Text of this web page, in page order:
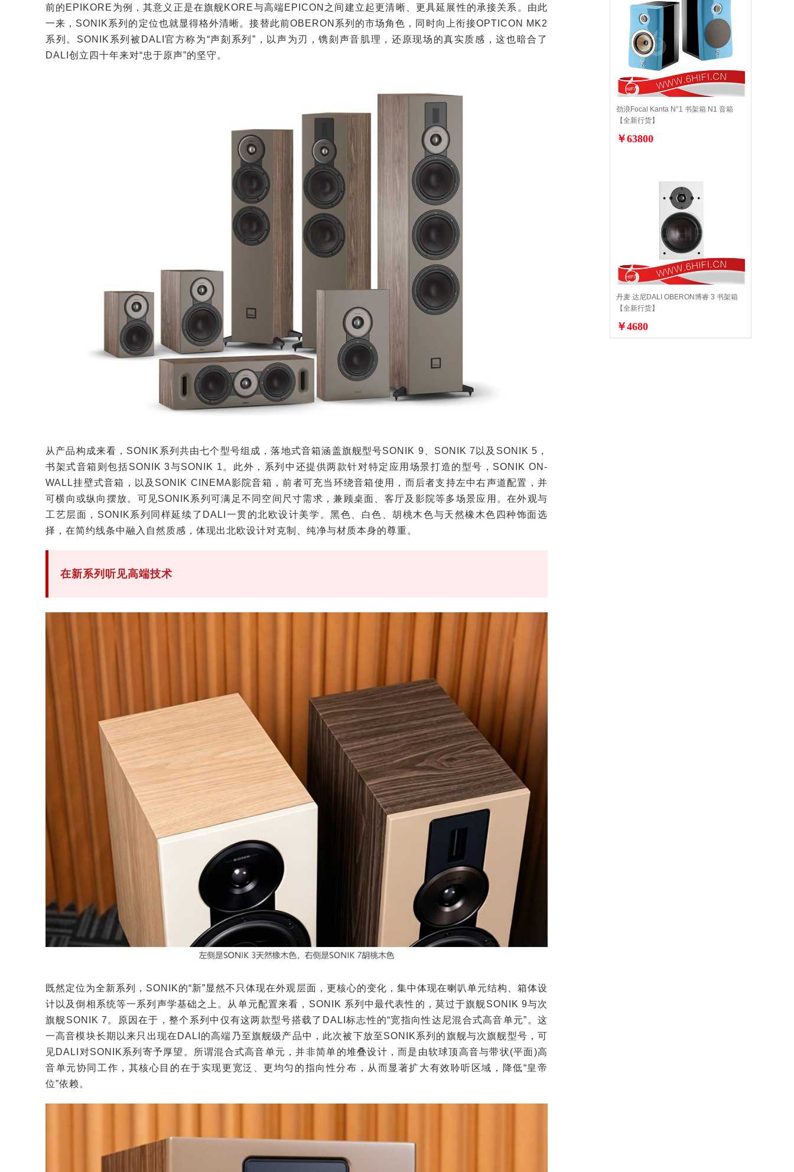
前的EPIKORE为例，其意义正是在旗舰KORE与高端EPICON之间建立起更清晰、更具延展性的承接关系。由此
一来，SONIK系列的定位也就显得格外清晰。接替此前OBERON系列的市场角色，同时向上衔接OPTICON MK2
系列。SONIK系列被DALI官方称为“声刻系列”，以声为刃，镌刻声音肌理，还原现场的真实质感，这也暗合了
DALI创立四十年来对“忠于原声”的坚守。
从产品构成来看，SONIK系列共由七个型号组成，落地式音箱涵盖旗舰型号SONIK 9、SONIK 7以及SONIK 5，
书架式音箱则包括SONIK 3与SONIK 1。此外，系列中还提供两款针对特定应用场景打造的型号，SONIK ON-
WALL挂壁式音箱，以及SONIK CINEMA影院音箱，前者可充当环绕音箱使用，而后者支持左中右声道配置，并
可横向或纵向摆放。可见SONIK系列可满足不同空间尺寸需求，兼顾桌面、客厅及影院等多场景应用。在外观与
工艺层面，SONIK系列同样延续了DALI一贯的北欧设计美学。黑色、白色、胡桃木色与天然橡木色四种饰面选
择，在简约线条中融入自然质感，体现出北欧设计对克制、纯净与材质本身的尊重。
在新系列听见高端技术
既然定位为全新系列，SONIK的“新”显然不只体现在外观层面，更核心的变化，集中体现在喇叭单元结构、箱体设
计以及倒相系统等一系列声学基础之上。从单元配置来看，SONIK 系列中最代表性的，莫过于旗舰SONIK 9与次
旗舰SONIK 7。原因在于，整个系列中仅有这两款型号搭载了DALI标志性的“宽指向性达尼混合式高音单元”。这
一高音模块长期以来只出现在DALI的高端乃至旗舰级产品中，此次被下放至SONIK系列的旗舰与次旗舰型号，可
见DALI对SONIK系列寄予厚望。所谓混合式高音单元，并非简单的堆叠设计，而是由软球顶高音与带状(平面)高
音单元协同工作，其核心目的在于实现更宽泛、更均匀的指向性分布，从而显著扩大有效聆听区域，降低“皇帝
位”依赖。
劲浪Focal Kanta N°1 书架箱 N1 音箱
【全新行货】
￥63800
丹麦 达尼DALI OBERON博睿 3 书架箱
【全新行货】
￥4680